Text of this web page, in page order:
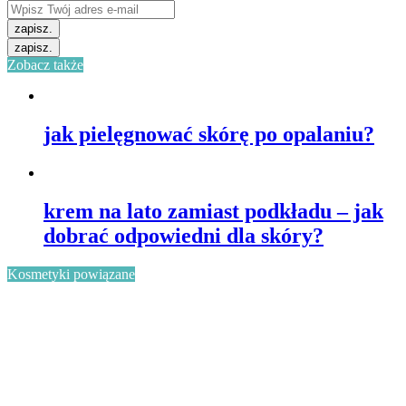
zapisz.
zapisz.
Zobacz także
jak pielęgnować skórę po opalaniu?
krem na lato zamiast podkładu – jak
dobrać odpowiedni dla skóry?
Kosmetyki powiązane